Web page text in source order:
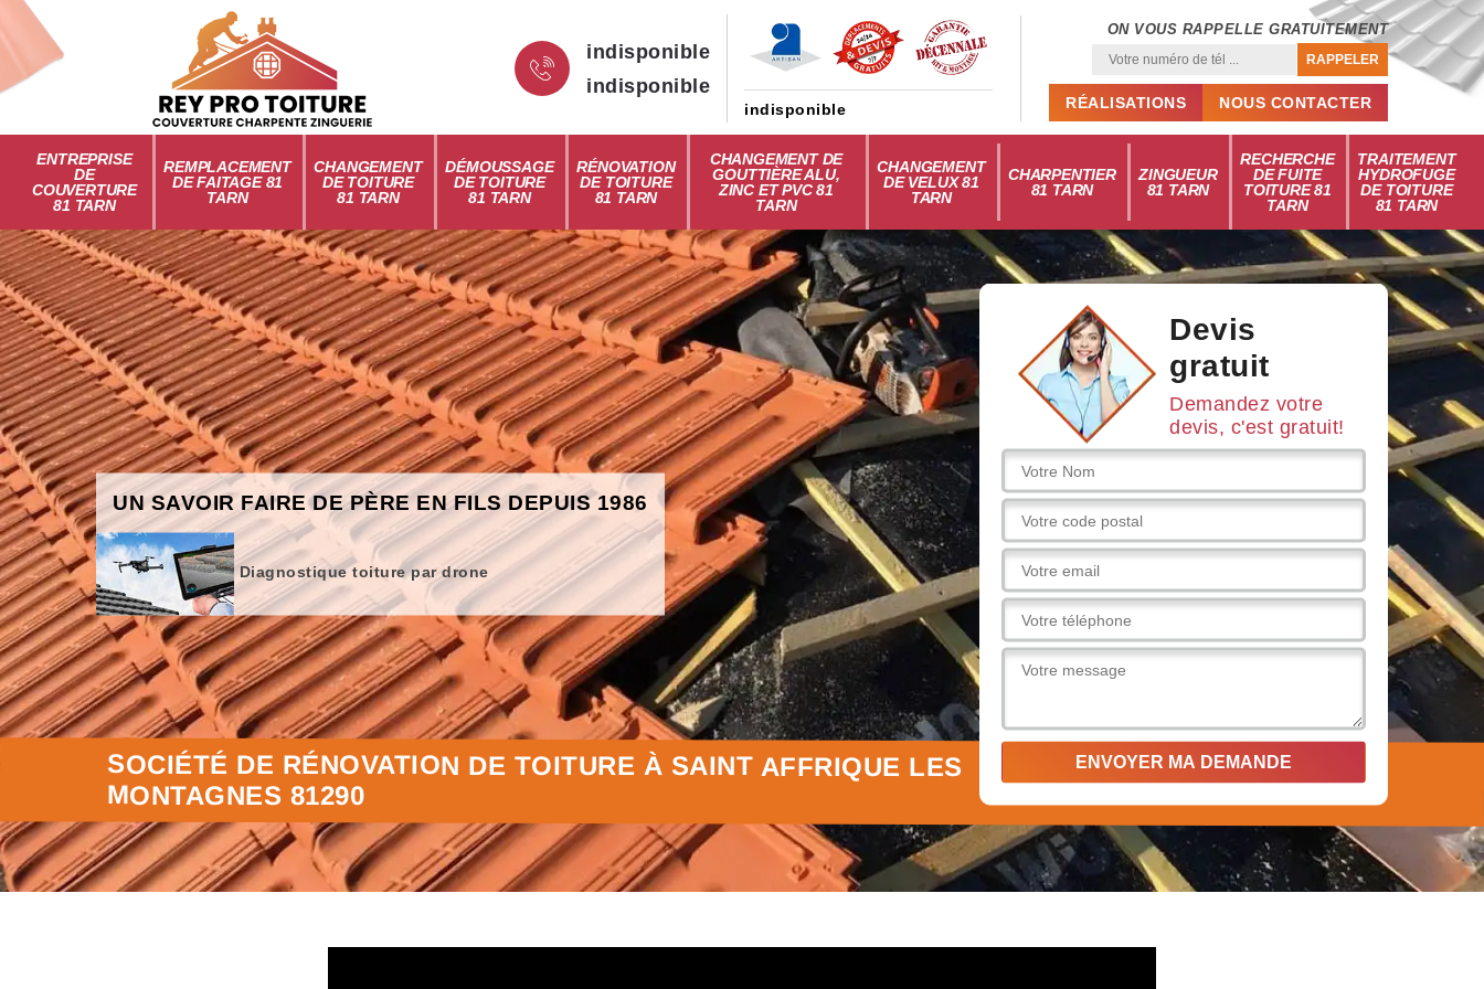
indisponible
indisponible
indisponible
ON VOUS RAPPELLE GRATUITEMENT
RÉALISATIONS NOUS CONTACTER
ENTREPRISE
DE
COUVERTURE
81 TARN
REMPLACEMENT
DE FAITAGE 81
TARN
CHANGEMENT
DE TOITURE
81 TARN
DÉMOUSSAGE
DE TOITURE
81 TARN
RÉNOVATION
DE TOITURE
81 TARN
CHANGEMENT DE
GOUTTIÈRE ALU,
ZINC ET PVC 81
TARN
CHANGEMENT
DE VELUX 81
TARN
CHARPENTIER
81 TARN
ZINGUEUR
81 TARN
RECHERCHE
DE FUITE
TOITURE 81
TARN
TRAITEMENT
HYDROFUGE
DE TOITURE
81 TARN
UN SAVOIR FAIRE DE PÈRE EN FILS DEPUIS 1986
Diagnostique toiture par drone
Devis
gratuit
Demandez votre
devis, c'est gratuit!
SOCIÉTÉ DE RÉNOVATION DE TOITURE À SAINT AFFRIQUE LES
MONTAGNES 81290